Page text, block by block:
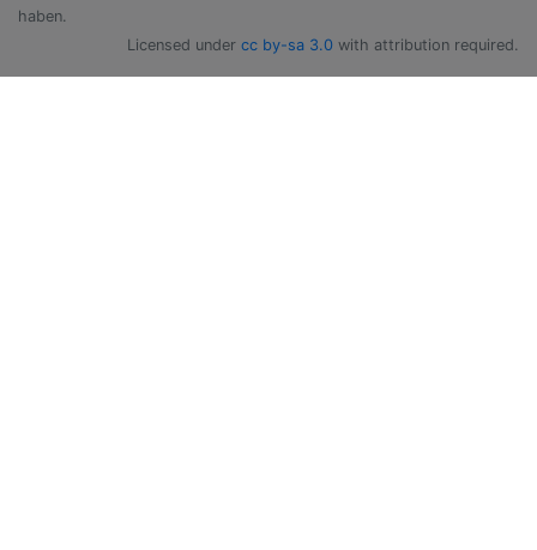
haben.
Licensed under cc by-sa 3.0 with attribution required.